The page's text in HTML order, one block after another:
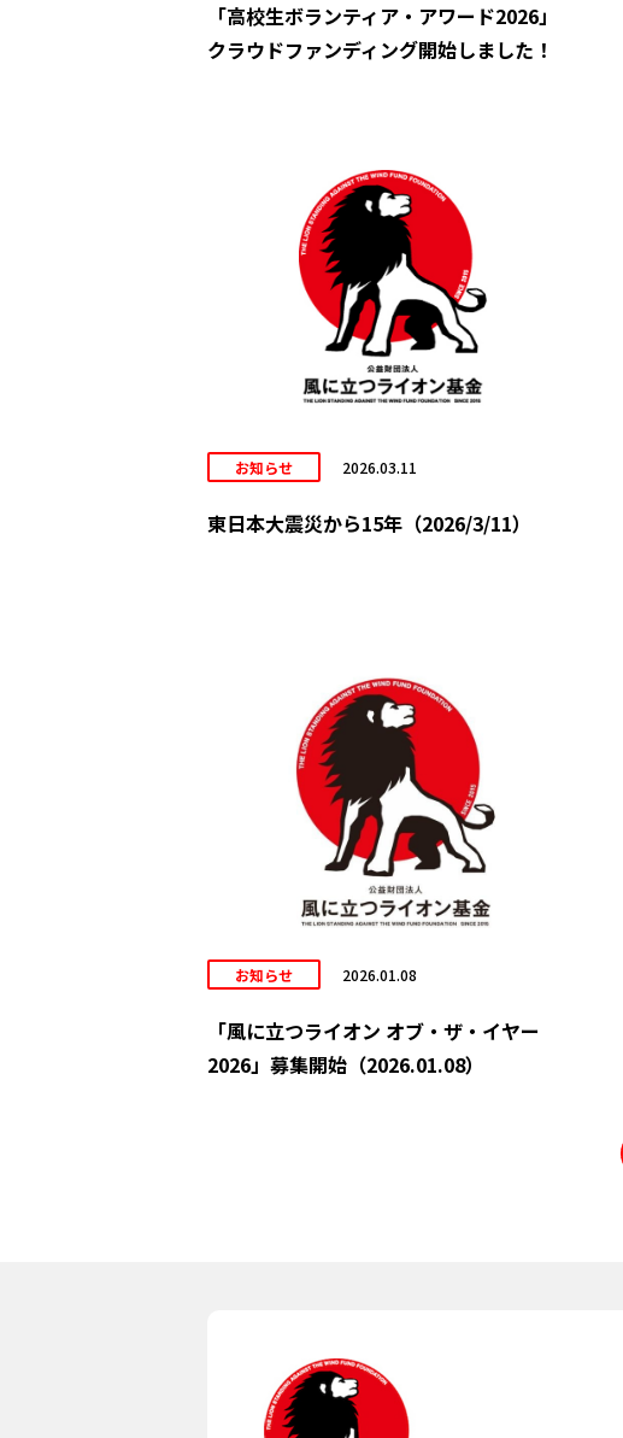
「高校生ボランティア・アワード2026」
クラウドファンディング開始しました！
お知らせ 2026.03.11
東日本大震災から15年（2026/3/11）
お知らせ 2026.01.08
「風に立つライオン オブ・ザ・イヤー
2026」募集開始（2026.01.08）